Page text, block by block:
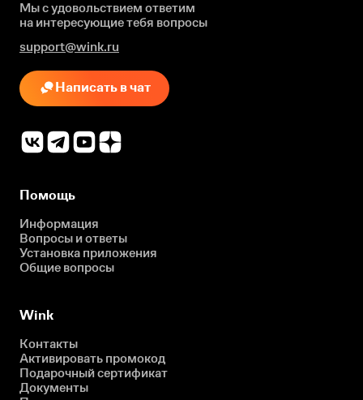
Мы с удовольствием ответим
на интересующиетебя вопросы
support@wink.ru
Написать в чат
Помощь
Информация
Вопросы и ответы
Установка приложения
Общие вопросы
Wink
Контакты
Активировать промокод
Подарочный сертификат
Документы